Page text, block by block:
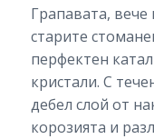
Грапавата,
старите
перфектен
кристали. С
дебел слой от
корозията и